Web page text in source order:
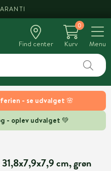
- se udvalget 🌸
- oplev udvalget 💚
Find center
0
Kurv
Menu
cm, grøn